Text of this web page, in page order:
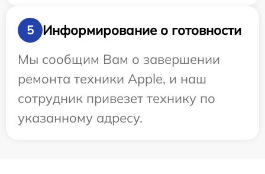
5
Информирование о готовности
Мы сообщим Вам о завершении
ремонта техники Apple, и наш
сотрудник привезет технику по
указанному адресу.